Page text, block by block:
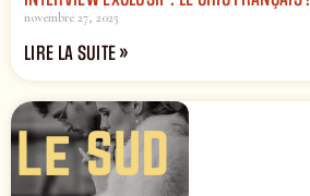
novembre 27, 2025
LIRE LA SUITE »